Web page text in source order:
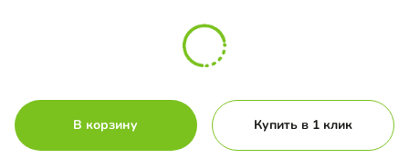
В корзину Купить в 1 клик